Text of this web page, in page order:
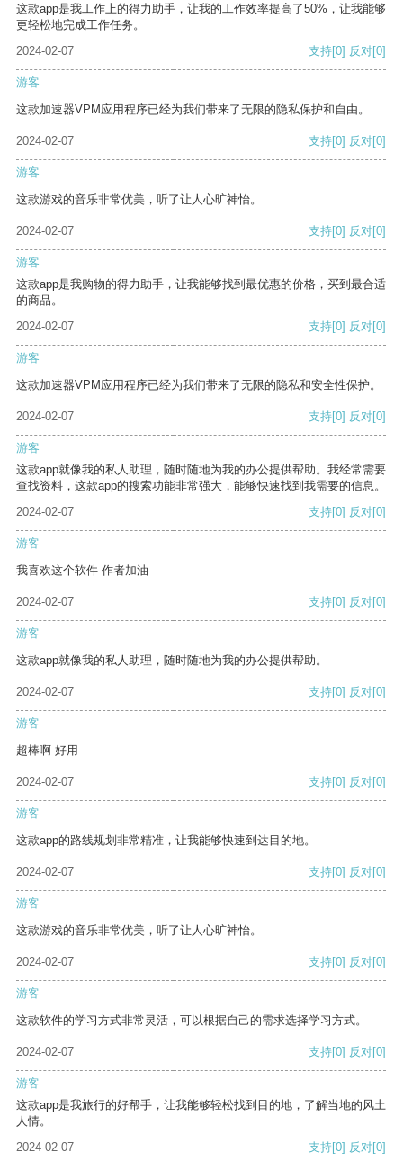
这款app是我工作上的得力助手，让我的工作效率提高了50%，让我能够
更轻松地完成工作任务。
2024-02-07
支持[0] 反对[0]
游客
这款加速器VPM应用程序已经为我们带来了无限的隐私保护和自由。
2024-02-07 支持[0] 反对[0]
游客
这款游戏的音乐非常优美，听了让人心旷神怡。
2024-02-07 支持[0] 反对[0]
游客
这款app是我购物的得力助手，让我能够找到最优惠的价格，买到最合适
的商品。
2024-02-07
支持[0] 反对[0]
游客
这款加速器VPM应用程序已经为我们带来了无限的隐私和安全性保护。
2024-02-07 支持[0] 反对[0]
游客
这款app就像我的私人助理，随时随地为我的办公提供帮助。我经常需要
查找资料，这款app的搜索功能非常强大，能够快速找到我需要的信息。
2024-02-07
支持[0] 反对[0]
游客
我喜欢这个软件 作者加油
2024-02-07 支持[0] 反对[0]
游客
这款app就像我的私人助理，随时随地为我的办公提供帮助。
2024-02-07 支持[0] 反对[0]
游客
超棒啊 好用
2024-02-07 支持[0] 反对[0]
游客
这款app的路线规划非常精准，让我能够快速到达目的地。
2024-02-07 支持[0] 反对[0]
游客
这款游戏的音乐非常优美，听了让人心旷神怡。
2024-02-07 支持[0] 反对[0]
游客
这款软件的学习方式非常灵活，可以根据自己的需求选择学习方式。
2024-02-07 支持[0] 反对[0]
游客
这款app是我旅行的好帮手，让我能够轻松找到目的地，了解当地的风土
人情。
2024-02-07
支持[0] 反对[0]